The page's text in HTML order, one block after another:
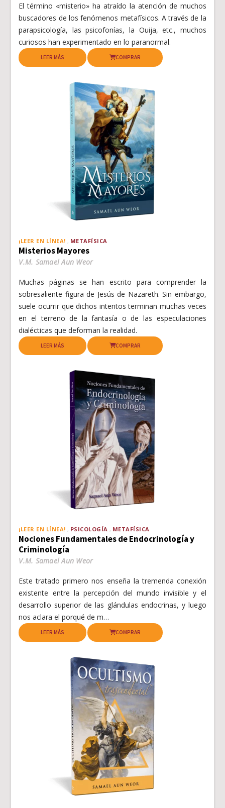
El término «misterio» ha atraído la atención de muchos
buscadores de los fenómenos metafísicos. A través de la
parapsicología, las psicofonías, la Ouija, etc., muchos
curiosos han experimentado en lo paranormal.
LEER MÁS COMPRAR
¡LEER EN LÍNEA! METAFÍSICA
Misterios Mayores
V.M. Samael Aun Weor
Muchas páginas se han escrito para comprender la
sobresaliente figura de Jesús de Nazareth. Sin embargo,
suele ocurrir que dichos intentos terminan muchas veces
en el terreno de la fantasía o de las especulaciones
dialécticas que deforman la realidad.
LEER MÁS COMPRAR
¡LEER EN LÍNEA! PSICOLOGÍA METAFÍSICA
Nociones Fundamentales de Endocrinología y
Criminología
V.M. Samael Aun Weor
Este tratado primero nos enseña la tremenda conexión
existente entre la percepción del mundo invisible y el
desarrollo superior de las glándulas endocrinas, y luego
nos aclara el porqué de m…
LEER MÁS COMPRAR